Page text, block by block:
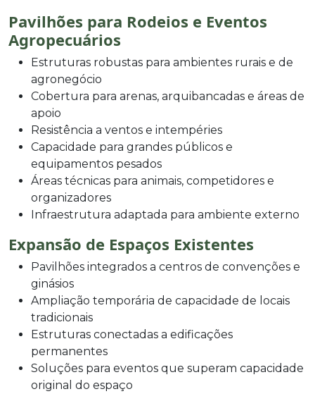
Pavilhões para Rodeios e Eventos
Agropecuários
Estruturas robustas para ambientes rurais e de
agronegócio
Cobertura para arenas, arquibancadas e áreas de
apoio
Resistência a ventos e intempéries
Capacidade para grandes públicos e
equipamentos pesados
Áreas técnicas para animais, competidores e
organizadores
Infraestrutura adaptada para ambiente externo
Expansão de Espaços Existentes
Pavilhões integrados a centros de convenções e
ginásios
Ampliação temporária de capacidade de locais
tradicionais
Estruturas conectadas a edificações
permanentes
Soluções para eventos que superam capacidade
original do espaço